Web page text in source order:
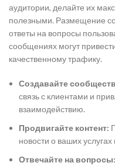
аудитории, делайте их
полезными. Размещение
ответы на вопросы
сообщениях могут
качественному трафику.
Создавайте
связь с клиентами и
взаимодействию.
Продвигайте контент:
новости о ваших
Отвечайте на вопросы: